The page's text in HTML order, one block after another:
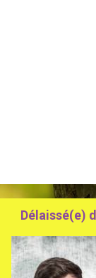
Délaissé(e)